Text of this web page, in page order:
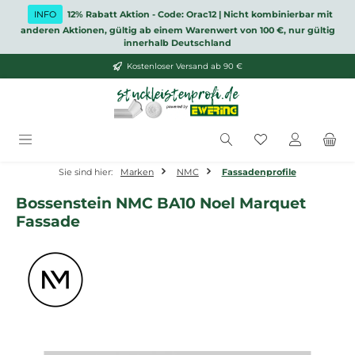
Zum Hauptinhalt springen
INFO
12% Rabatt Aktion - Code: Orac12 | Nicht kombinierbar mit
anderen Aktionen, gültig ab einem Warenwert von 100 €, nur gültig
innerhalb Deutschland
Kostenloser Versand ab 90 €
Du hast 0
Sie sind hier: Marken NMC Fassadenprofile
Bossenstein NMC BA10 Noel Marquet
Fassade